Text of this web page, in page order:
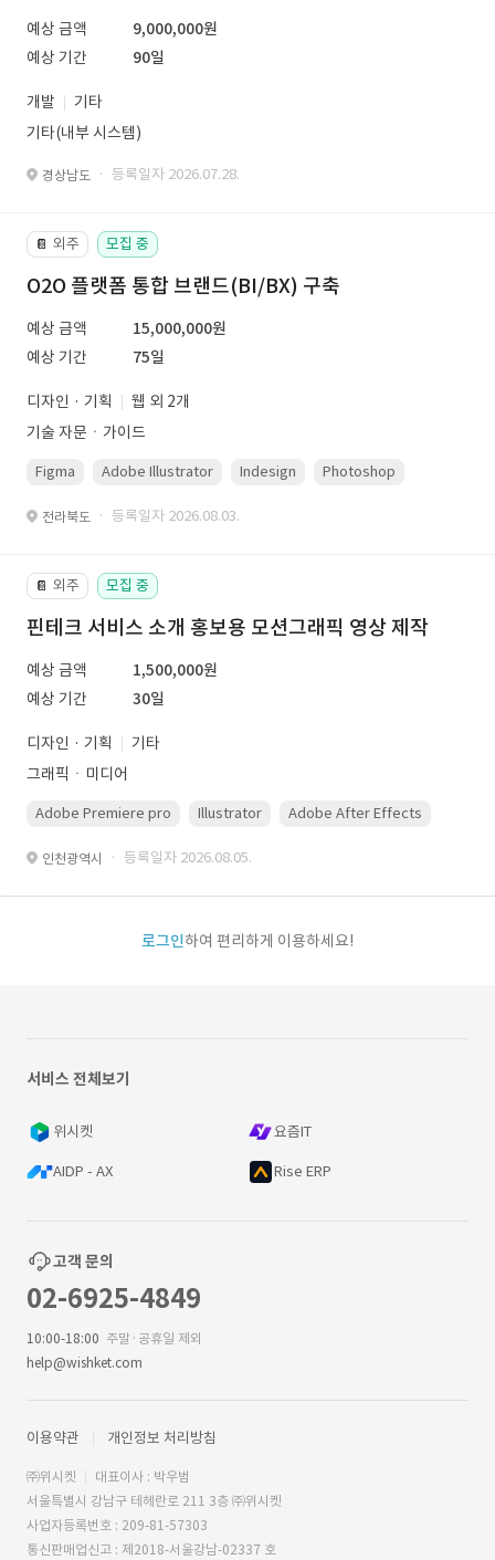
예상 금액
9,000,000원
예상 기간
90일
개발
기타
기타(내부 시스템)
경상남도 · 등록일자 2026.07.28.
📔 외주 모집 중
O2O 플랫폼 통합 브랜드(BI/BX) 구축
예상 금액
15,000,000원
예상 기간
75일
디자인 · 기획
웹 외 2개
기술 자문ㆍ가이드
Figma Adobe Illustrator Indesign Photoshop
전라북도 · 등록일자 2026.08.03.
📔 외주 모집 중
핀테크 서비스 소개 홍보용 모션그래픽 영상 제작
예상 금액
1,500,000원
예상 기간
30일
디자인 · 기획
기타
그래픽ㆍ미디어
Adobe Premiere pro Illustrator Adobe After Effects
인천광역시 · 등록일자 2026.08.05.
로그인하여 편리하게 이용하세요!
서비스 전체보기
위시켓 요즘IT
AIDP - AX Rise ERP
고객 문의
02-6925-4849
10:00-18:00 주말·공휴일 제외
help@wishket.com
이용약관 개인정보 처리방침
㈜위시켓
대표이사 : 박우범
서울특별시 강남구 테헤란로 211 3층 ㈜위시켓
사업자등록번호 : 209-81-57303
통신판매업신고 : 제2018-서울강남-02337 호